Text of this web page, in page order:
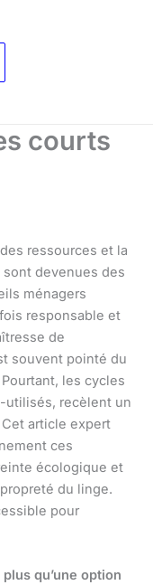
courts
ressources et la
devenues des
ménagers
responsable et
de
souvent pointé du
les cycles
utilisés, recèlent un
article expert
ces
écologique et
du linge.
pour
qu’une option